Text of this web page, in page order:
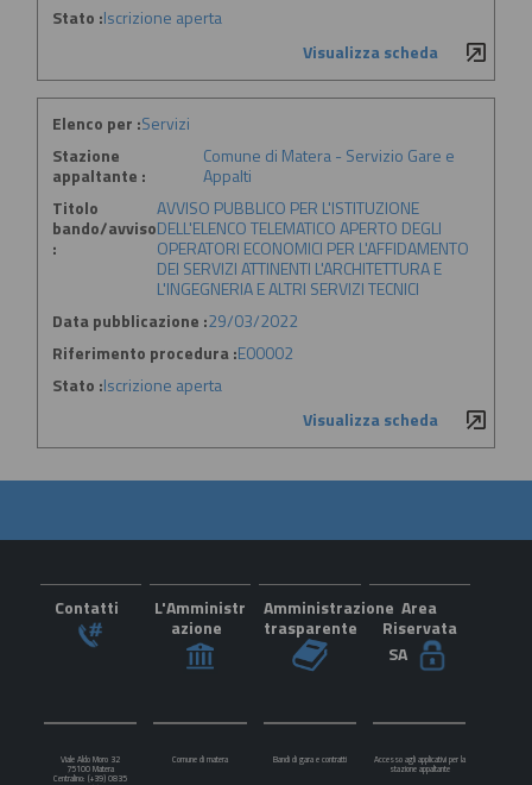
Stato :Iscrizione aperta
Visualizza scheda
Elenco per :Servizi
Stazione
appaltante :
Comune di Matera - Servizio Gare e
Appalti
Titolo
bando/avviso
:
AVVISO PUBBLICO PER L'ISTITUZIONE
DELL'ELENCO TELEMATICO APERTO DEGLI
OPERATORI ECONOMICI PER L'AFFIDAMENTO
DEI SERVIZI ATTINENTI L'ARCHITETTURA E
L'INGEGNERIA E ALTRI SERVIZI TECNICI
Data pubblicazione :29/03/2022
Riferimento procedura :E00002
Stato :Iscrizione aperta
Visualizza scheda
Contatti
L'Amministr
azione
Amministrazione
trasparente
Area
Riservata
SA
Viale Aldo Moro 32
75100 Matera
Centralino: (+39) 0835
Comune di matera Bandi di gara e contratti Accesso agli applicativi per la
stazione appaltante